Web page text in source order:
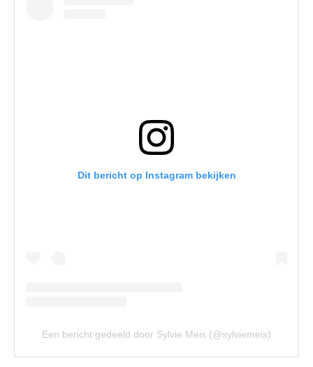
Dit bericht op Instagram bekijken
Een bericht gedeeld door Sylvie Meis (@sylviemeis)